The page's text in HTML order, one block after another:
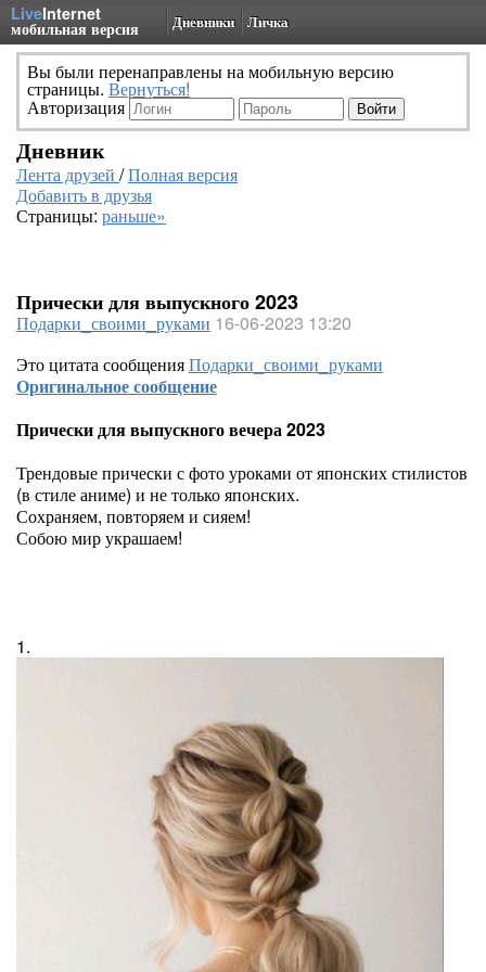
LiveInternet
мобильная версия Дневники Личка
Вы были перенаправлены на мобильную версию
страницы. Вернуться!
Авторизация
Дневник
Лента друзей /Полная версия
Добавить в друзья
Страницы: раньше»
Прически для выпускного 2023
Подарки_своими_руками 16-06-2023 13:20
Это цитата сообщенияПодарки_своими_руками
Оригинальное сообщение
Прически для выпускного вечера 2023
Трендовые прически с фото уроками от японских стилистов
(в стиле аниме) и не только японских.
Сохраняем, повторяем и сияем!
Собою мир украшаем!
1.